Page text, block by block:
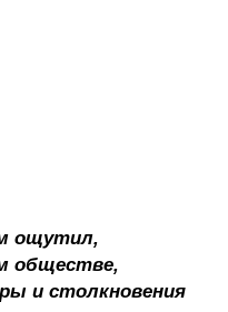
ощутил,
обществе,
и столкновения